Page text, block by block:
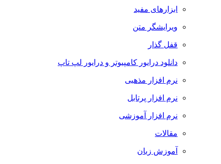
ابزارهای مفید
ویرایشگر متن
قفل گذار
دانلود درایور کامپیوتر و درایور لپ تاپ
نرم افزار مذهبی
نرم افزار پرتابل
نرم افزار آموزشی
مقالات
آموزش زبان